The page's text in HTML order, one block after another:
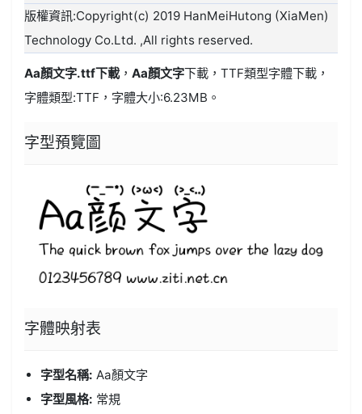
版權資訊:Copyright(c) 2019 HanMeiHutong (XiaMen)
Technology Co.Ltd. ,All rights reserved.
Aa顏文字.ttf下載，Aa顏文字下載，TTF類型字體下載，
字體類型:TTF ，字體大小:6.23MB。
字型預覽圖
字體映射表
字型名稱: Aa顏文字
字型風格: 常規